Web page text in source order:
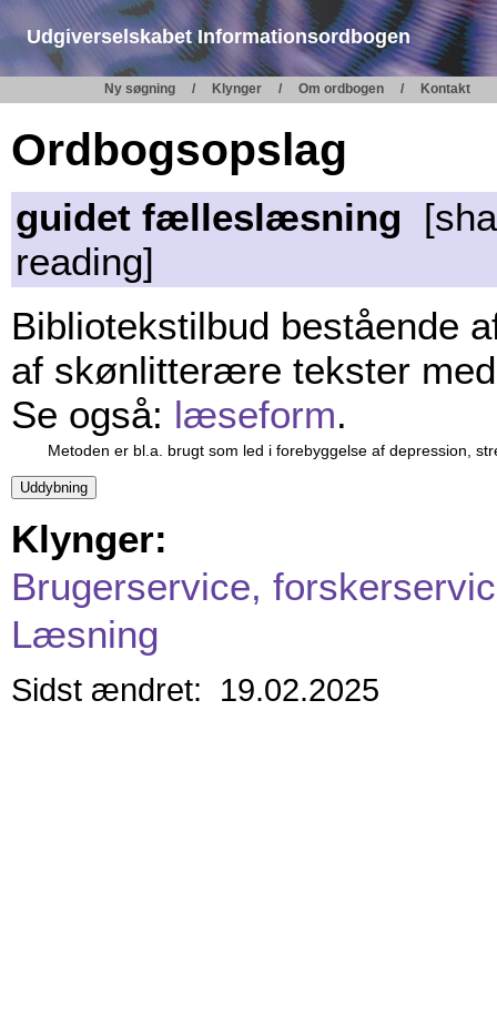
Udgiverselskabet Informationsordbogen
Ny søgning Klynger Om ordbogen Kontakt
Ordbogsopslag
guidet fælleslæsning
reading]
Bibliotekstilbud bestående
af skønlitterære tekster
Se også: læseform.
Metoden er bl.a. brugt som led i forebyggelse af depression,
Klynger:
Brugerservice,
Læsning
Sidst ændret: 19.02.2025